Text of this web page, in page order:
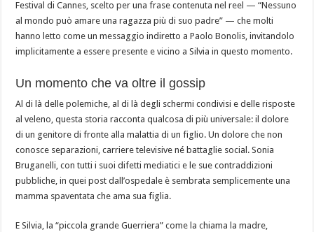
Festival di Cannes, scelto per una frase contenuta nel reel — “Nessuno
al mondo può amare una ragazza più di suo padre” — che molti
hanno letto come un messaggio indiretto a Paolo Bonolis, invitandolo
implicitamente a essere presente e vicino a Silvia in questo momento.
Un momento che va oltre il gossip
Al di là delle polemiche, al di là degli schermi condivisi e delle risposte
al veleno, questa storia racconta qualcosa di più universale: il dolore
di un genitore di fronte alla malattia di un figlio. Un dolore che non
conosce separazioni, carriere televisive né battaglie social. Sonia
Bruganelli, con tutti i suoi difetti mediatici e le sue contraddizioni
pubbliche, in quei post dall’ospedale è sembrata semplicemente una
mamma spaventata che ama sua figlia.
E Silvia, la “piccola grande Guerriera” come la chiama la madre,